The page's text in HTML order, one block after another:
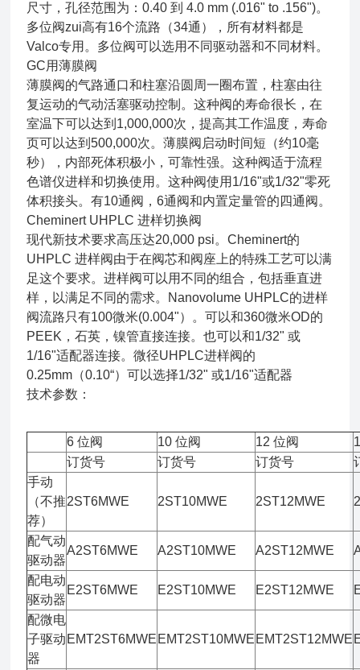
尺寸，孔径范围为：0.40 到 4.0 mm (.016" to .156")。
多位阀zui高有16个流路（34通），所有材料都是
Valco专用。多位阀可以选用不同驱动器和不同材料。
GC用薄膜阀
薄膜阀的气路通口和柱塞沿圆周一圈布置，柱塞由往
复运动的气动活塞驱动控制。这种阀的寿命很长，在
室温下可以达到1,000,000次，提高其工作温度，寿命
页可以达到500,000次。薄膜阀启动时间短（约10毫
秒），内部死体积极小，可靠性强。这种阀适于流程
色谱仪进样和切换使用。这种阀使用1/16"或1/32"零死
体积接头。有10通阀，6通阀和内置定量管的四通阀。
Cheminert UHPLC 进样切换阀
现代新技术要求高压达20,000 psi。Cheminert的
UHPLC 进样阀由于在阀芯和阀座上的特殊工艺可以满
足这个要求。进样阀可以用不同的组合，包括垂直进
样，以满足不同的需求。Nanovolume UHPLC的进样
阀流路只有100微米(0.004"）。可以和360微米OD的
PEEK，石英，镍管直接连接。也可以和1/32" 或
1/16"适配器连接。微径UHPLC进样阀的
0.25mm（0.10“）可以选择1/32" 或1/16"适配器
技术参数：
6 位阀 10 位阀 12 位阀
订货号
订货号 订货号
手动
（不推
荐）
2ST6MWE 2ST10MWE 2ST12MWE
配气动
驱动器
A2ST6MWE A2ST10MWE A2ST12MWE
配电动
驱动器
E2ST6MWE E2ST10MWE E2ST12MWE
配微电
子驱动
器
EMT2ST6MWE EMT2ST10MWE EMT2ST12MWE